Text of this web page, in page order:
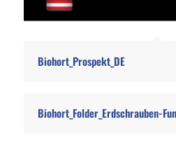
Biohort_Prospekt_DE
Biohort_Folder_Erdschrauben-